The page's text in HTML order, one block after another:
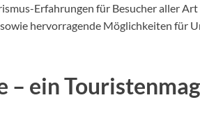
Erfahrungen für Besucher aller Art
hervorragende Möglichkeiten für
– ein